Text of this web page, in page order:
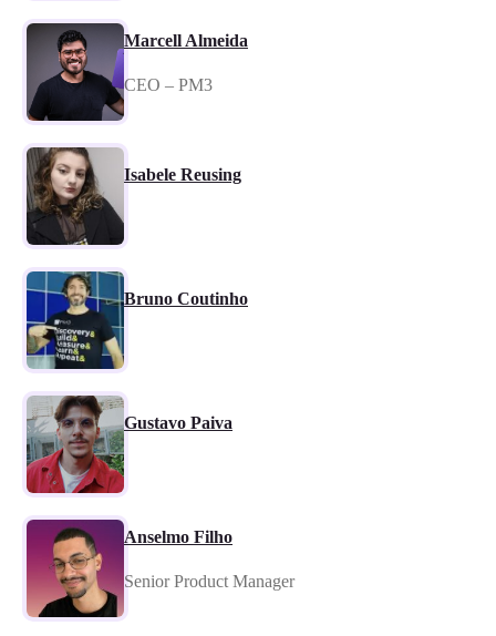
Marcell Almeida
CEO – PM3
Isabele Reusing
Bruno Coutinho
Gustavo Paiva
Anselmo Filho
Senior Product Manager